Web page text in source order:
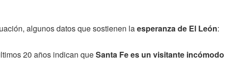
algunos datos que sostienen laesperanza de El León:
20 años indican queSanta Fe es un visitante incómodo